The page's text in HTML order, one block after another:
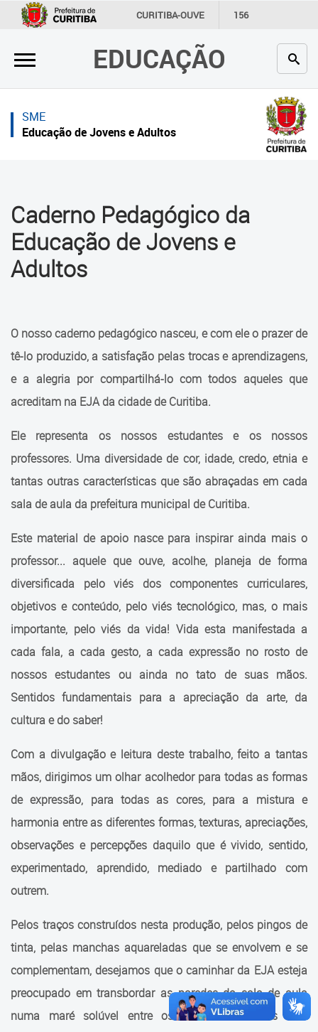
CURITIBA-OUVE 156
INFORMAÇÃO SECRETARIAS
EDUCAÇÃO
×
Inicial
Secretaria
Profissionais da educação
Contato
Links
úteis
Cadastramento Escolar
Cadastro Online
Saúde
Portal Aprendere
×
Inicial
Inicial
Secretaria
Crianças e estudantes
Comunidade
Contato
Curso de Língua Portuguesa
para Migrantes e Refugiados
para Migrantes e Refugiados
Materiais Pedagógicos
Materiais Pedagógicos
AlfaLetrar na EJA
Caderno Pedagógico da EJA
Caderno Pedagógico de
Unidade Curricular de
Transição
Diretrizes Curriculares para a
Adultos
Projetos
EntreLAÇOS & CONEXÕES
Negra
Legislação
Fale Conosco
SME
Educação de Jovens e Adultos
Caderno Pedagógico da
Educação de Jovens e
Adultos
O nosso caderno pedagógico nasceu, e com ele o prazer de
tê-lo produzido, a satisfação pelas trocas e aprendizagens,
e a alegria por compartilhá-lo com todos aqueles que
acreditam na EJA da cidade de Curitiba.
Ele representa os nossos estudantes e os nossos
professores. Uma diversidade de cor, idade, credo, etnia e
tantas outras características que são abraçadas em cada
sala de aula da prefeitura municipal de Curitiba.
Este material de apoio nasce para inspirar ainda mais o
professor... aquele que ouve, acolhe, planeja de forma
diversificada pelo viés dos componentes curriculares,
objetivos e conteúdo, pelo viés tecnológico, mas, o mais
importante, pelo viés da vida! Vida esta manifestada a
cada fala, a cada gesto, a cada expressão no rosto de
nossos estudantes ou ainda no tato de suas mãos.
Sentidos fundamentais para a apreciação da arte, da
cultura e do saber!
Com a divulgação e leitura deste trabalho, feito a tantas
mãos, dirigimos um olhar acolhedor para todas as formas
de expressão, para todas as cores, para a mistura e
harmonia entre as diferentes formas, texturas, apreciações,
observações e percepções daquilo que é vivido, sentido,
experimentado, aprendido, mediado e partilhado com
outrem.
Pelos traços construídos nesta produção, pelos pingos de
tinta, pelas manchas aquareladas que se envolvem e se
complementam, desejamos que o caminhar da EJA esteja
preocupado em transbordar as paredes da sala de aula
numa maré solúvel entre os saberes escolares e o